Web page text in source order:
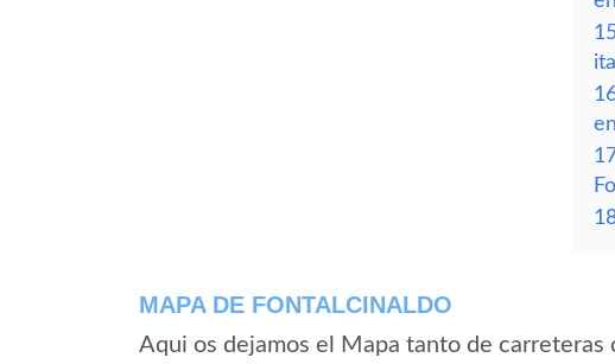
MAPA DE FONTALCINALDO
Aqui os dejamos el Mapa tanto de carreteras